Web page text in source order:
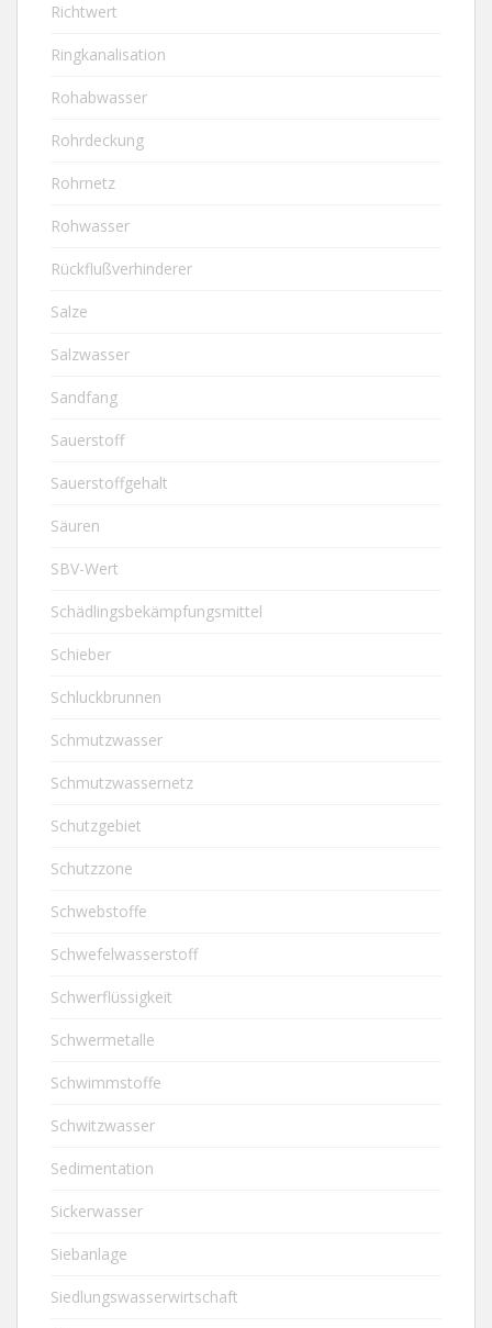
Richtwert
Ringkanalisation
Rohabwasser
Rohrdeckung
Rohrnetz
Rohwasser
Rückflußverhinderer
Salze
Salzwasser
Sandfang
Sauerstoff
Sauerstoffgehalt
Säuren
SBV-Wert
Schädlingsbekämpfungsmittel
Schieber
Schluckbrunnen
Schmutzwasser
Schmutzwassernetz
Schutzgebiet
Schutzzone
Schwebstoffe
Schwefelwasserstoff
Schwerflüssigkeit
Schwermetalle
Schwimmstoffe
Schwitzwasser
Sedimentation
Sickerwasser
Siebanlage
Siedlungswasserwirtschaft